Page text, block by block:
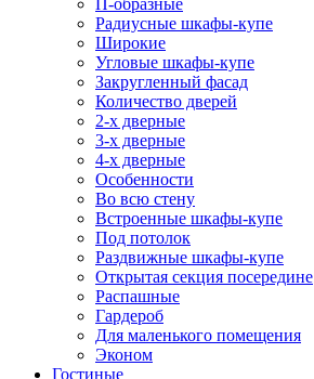
П-образные
Радиусные шкафы-купе
Широкие
Угловые шкафы-купе
Закругленный фасад
Количество дверей
2-х дверные
3-х дверные
4-х дверные
Особенности
Во всю стену
Встроенные шкафы-купе
Под потолок
Раздвижные шкафы-купе
Открытая секция посередине
Распашные
Гардероб
Для маленького помещения
Эконом
Гостиные